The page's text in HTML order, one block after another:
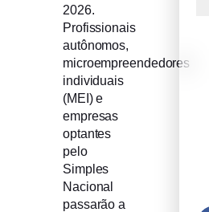
2026.
Profissionais
autônomos,
microempreendedores
individuais
(MEI) e
empresas
optantes
pelo
Simples
Nacional
passarão a